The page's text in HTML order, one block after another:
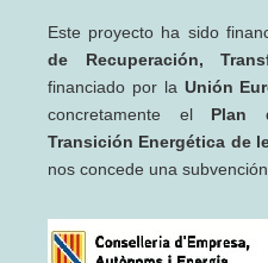
Este proyecto ha sido
de Recuperación,
financiado por la Unión
concretamente el Plan
Transición Energética de
nos concede una